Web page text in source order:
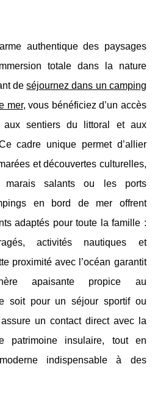
authentique des paysages
totale dans la nature
deséjournez dans un camping
mer,vous bénéficiez d’un accès
aux sentiers du littoral et aux
cadre unique permet d’allier
et découvertes culturelles,
marais salants ou les ports
en bord de mer offrent
adaptés pour toute la famille :
activités nautiques et
proximité avec l’océan garantit
apaisante propice au
soit pour un séjour sportif ou
un contact direct avec la
patrimoine insulaire, tout en
indispensable à des